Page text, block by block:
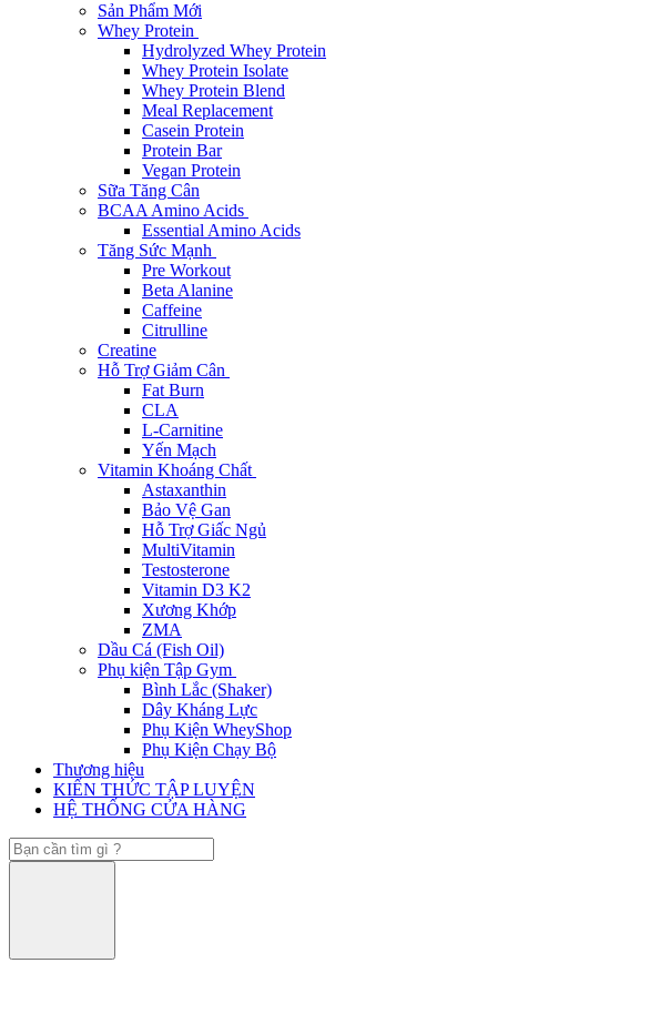
Sản Phẩm Mới
Whey Protein
Hydrolyzed Whey Protein
Whey Protein Isolate
Whey Protein Blend
Meal Replacement
Casein Protein
Protein Bar
Vegan Protein
Sữa Tăng Cân
BCAA Amino Acids
Essential Amino Acids
Tăng Sức Mạnh
Pre Workout
Beta Alanine
Caffeine
Citrulline
Creatine
Hỗ Trợ Giảm Cân
Fat Burn
CLA
L-Carnitine
Yến Mạch
Vitamin Khoáng Chất
Astaxanthin
Bảo Vệ Gan
Hỗ Trợ Giấc Ngủ
MultiVitamin
Testosterone
Vitamin D3 K2
Xương Khớp
ZMA
Dầu Cá (Fish Oil)
Phụ kiện Tập Gym
Bình Lắc (Shaker)
Dây Kháng Lực
Phụ Kiện WheyShop
Phụ Kiện Chạy Bộ
Thương hiệu
KIẾN THỨC TẬP LUYỆN
HỆ THỐNG CỬA HÀNG